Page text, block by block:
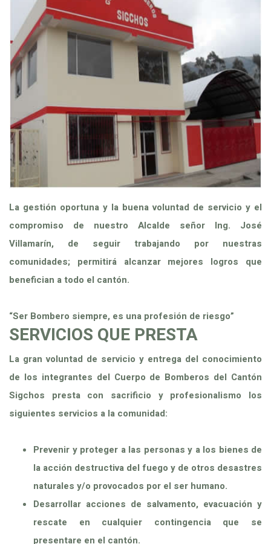
La gestión oportuna y la buena voluntad de servicio y el
compromiso de nuestro Alcalde señor Ing. José
Villamarín, de seguir trabajando por nuestras
comunidades; permitirá alcanzar mejores logros que
benefician a todo el cantón.
“Ser Bombero siempre, es una profesión de riesgo”
SERVICIOS QUE PRESTA
La gran voluntad de servicio y entrega del conocimiento
de los integrantes del Cuerpo de Bomberos del Cantón
Sigchos presta con sacrificio y profesionalismo los
siguientes servicios a la comunidad:
Prevenir y proteger a las personas y a los bienes de
la acción destructiva del fuego y de otros desastres
naturales y/o provocados por el ser humano.
Desarrollar acciones de salvamento, evacuación y
rescate en cualquier contingencia que se
presentare en el cantón.